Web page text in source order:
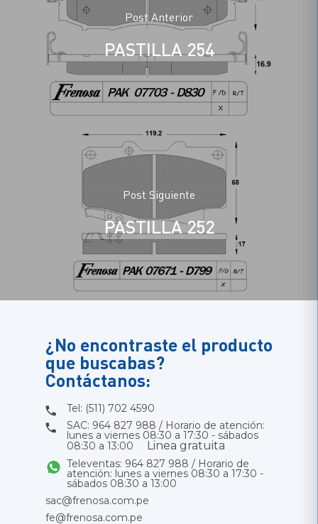
Post Anterior
PASTILLA 254
Post Siguiente
PASTILLA 252
¿No encontraste el producto
que buscabas?
Contáctanos:
Tel: (511) 702 4590
SAC: 964 827 988 / Horario de atención:
lunes a viernes 08:30 a 17:30 - sábados
08:30 a 13:00
Linea gratuita
Televentas: 964 827 988 / Horario de
atención: lunes a viernes 08:30 a 17:30 -
sábados 08:30 a 13:00
sac@frenosa.com.pe
fe@frenosa.com.pe